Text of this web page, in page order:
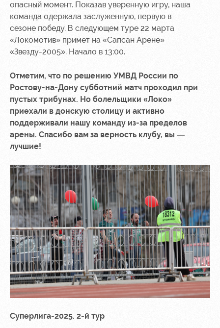
опасный момент. Показав уверенную игру, наша
команда одержала заслуженную, первую в
сезоне победу. В следующем туре 22 марта
«Локомотив» примет на «Сапсан Арене»
«Звезду-2005». Начало в 13:00.
Отметим, что по решению УМВД России по
Ростову-на-Дону субботний матч проходил при
пустых трибунах. Но болельщики «Локо»
приехали в донскую столицу и активно
поддерживали нашу команду из-за пределов
арены. Спасибо вам за верность клубу, вы —
лучшие!
Суперлига-2025. 2-й тур